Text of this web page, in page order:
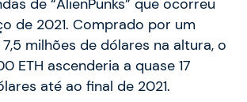
de “AlienPunks” que ocorreu
de 2021. Comprado por um
milhões de dólares na altura, o
ETH ascenderia a quase 17
até ao final de 2021.